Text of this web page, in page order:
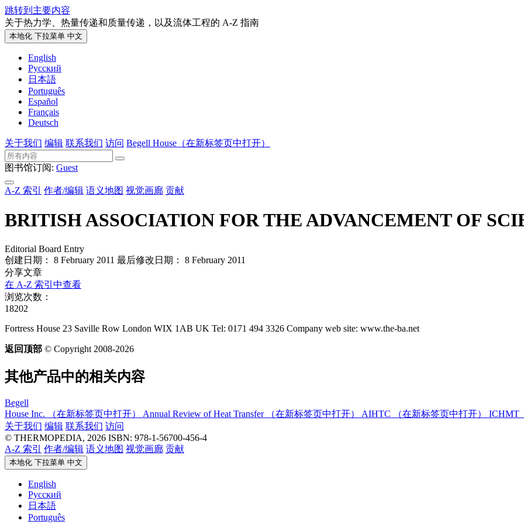
跳转到主要内容
关于热力学、热量传递和质量传递，以及流体工程的 A-Z 指南
本地化 下拉菜单 中文
English
Русский
日本語
Português
Español
Français
Deutsch
关于我们 编辑 联系我们 访问 Begell House （在新标签页中打开）
图书馆订阅: Guest
A-Z 索引 作者/编辑 语义地图 视觉画廊 贡献
BRITISH ASSOCIATION FOR THE ADVANCEMENT OF
Editorial Board Entry
创建日期： 8 February 2011 最后修改日期： 8 February 2011
分享文章
在 A-Z 索引中查看
浏览次数：
18202
Fortress House 23 Saville Row London WIX 1AB UK Tel: 0171 494 3326 Company web site: www.the-ba.net
返回顶部 © Copyright 2008-2026
其他产品中的相关内容
Begell
House Inc.
（在新标签页中打开） Annual Review of Heat Transfer （在新标签页中打开） AIHTC （在新标签页中打开） ICHMT
关于我们 编辑 联系我们 访问
© THERMOPEDIA, 2026 ISBN: 978-1-56700-456-4
A-Z 索引
作者/编辑 语义地图 视觉画廊 贡献
本地化 下拉菜单 中文
English
Русский
日本語
Português